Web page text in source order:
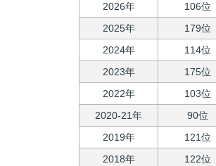
2026年
106位
2025年
179位
2024年
114位
2023年
175位
2022年
103位
2020-21年
90位
2019年
121位
2018年
122位